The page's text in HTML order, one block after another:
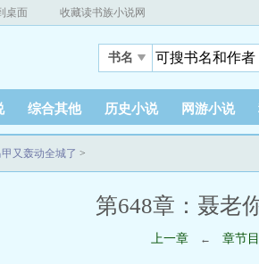
桌面 收藏读书族小说网
书名
综合其他 历史小说 网游小说
又轰动全城了 >
第648章：聂老
上一章 ← 章节